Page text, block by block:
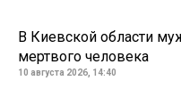
В Киевской области
мертвого человека
10 августа 2026, 14:40